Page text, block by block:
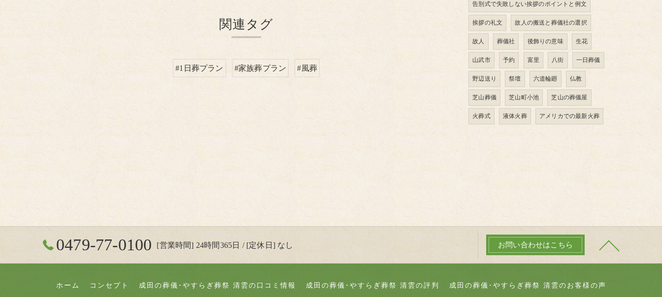
関連タグ
#1日葬プラン #家族葬プラン #風葬
告別式で失敗しない挨拶のポイントと例文
挨拶の礼文 故人の搬送と葬儀社の選択
故人 葬儀社 後飾りの意味 生花
山武市 予約 富里 八街 一日葬儀
野辺送り 祭壇 六道輪廻 仏教
芝山葬儀 芝山町小池 芝山の葬儀屋
火葬式 液体火葬 アメリカでの最新火葬
0479-77-0100 [営業時間] 24時間365日 / [定休日] なし お問い合わせはこちら
ホーム コンセプト 成田の葬儀･やすらぎ葬祭 清雲の口コミ情報 成田の葬儀･やすらぎ葬祭 清雲の評判 成田の葬儀･やすらぎ葬祭 清雲のお客様の声